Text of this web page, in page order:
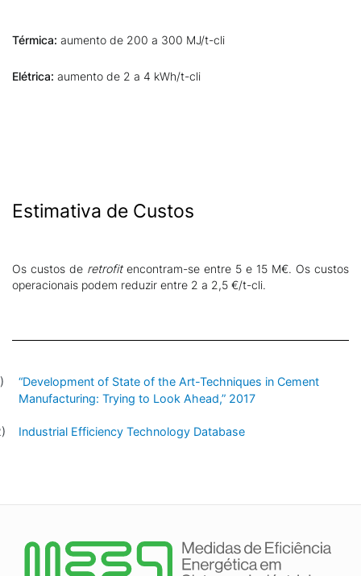
Térmica: aumento de 200 a 300 MJ/t-cli
Elétrica: aumento de 2 a 4 kWh/t-cli
Estimativa de Custos
Os custos de retrofitencontram-se entre 5 e 15 M€. Os custos
operacionais podem reduzir entre 2 a 2,5 €/t-cli.
“Development of State of the Art-Techniques in Cement
Manufacturing: Trying to Look Ahead,” 2017
Industrial Efficiency Technology Database